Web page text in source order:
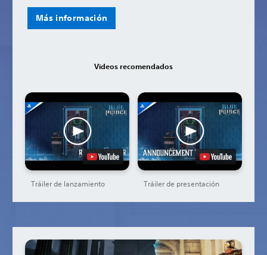
Más información
Videos recomendados
Tráiler de lanzamiento Tráiler de presentación